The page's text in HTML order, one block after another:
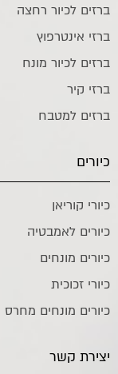
ברזים לכיור רחצה
ברזי אינטרפוץ
ברזים לכיור מונח
ברזי קיר
ברזים למטבח
כיורים
כיורי קוריאן
כיורים לאמבטיה
כיורים מונחים
כיורי זכוכית
כיורים מונחים מחרס
יצירת קשר